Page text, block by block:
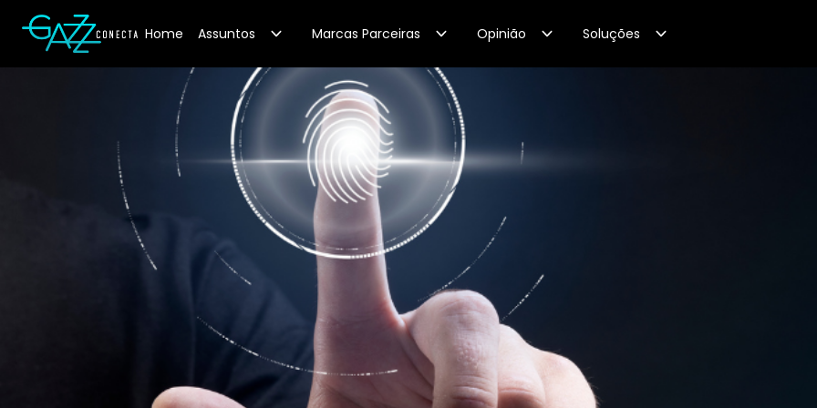
Your Company Home Assuntos Marcas Parceiras Opinião Soluções